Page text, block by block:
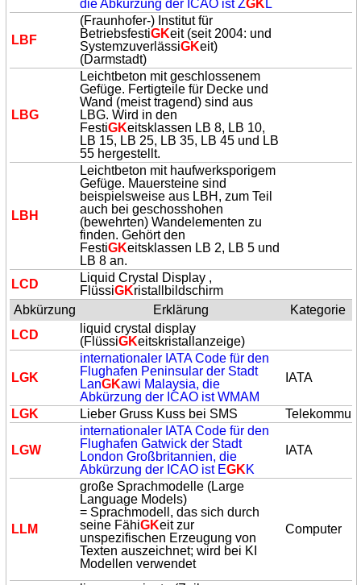
die Abkürzung der ICAO ist ZGK L
LBF
(Fraunhofer-) Institut für
BetriebsfestiGKeit (seit 2004: und
SystemzuverlässiGKeit)
(Darmstadt)
LBG
Leichtbeton mit geschlossenem
Gefüge. Fertigteile für Decke und
Wand (meist tragend) sind aus
LBG. Wird in den
FestiGKeitsklassen LB 8, LB 10,
LB 15, LB 25, LB 35, LB 45 und LB
55 hergestellt.
LBH
Leichtbeton mit haufwerksporigem
Gefüge. Mauersteine sind
beispielsweise aus LBH, zum Teil
auch bei geschosshohen
(bewehrten) Wandelementen zu
finden. Gehört den
FestiGKeitsklassen LB 2, LB 5 und
LB 8 an.
LCD
Liquid Crystal Display ,
FlüssiGKristallbildschirm
Abkürzung
Erklärung
Kategorie
LCD
liquid crystal display
(FlüssiGKeitskristallanzeige)
LGK
internationaler IATA Code für den
Flughafen Peninsular der Stadt
LanGKawi Malaysia, die
Abkürzung der ICAO ist WMAM
IATA
LGK Lieber Gruss Kuss bei SMS
LGW
internationaler IATA Code für den
Flughafen Gatwick der Stadt
London Großbritannien, die
Abkürzung der ICAO ist EGKK
IATA
LLM
große Sprachmodelle (Large
Language Models)
= Sprachmodell, das sich durch
seine FähiGKeit zur
unspezifischen Erzeugung von
Texten auszeichnet; wird bei KI
Modellen verwendet
Computer